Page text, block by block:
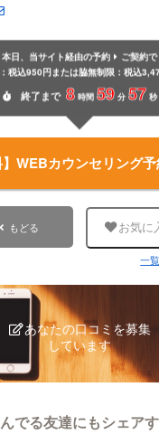
本日、当サイト経由の予約
ご契約で
：税込950円または脇無制限：税込
終了 まで 8 時間 59 分 57 秒
】WEBカウンセリング
もどる お気に
一
あなたの口コミを募集
しています
でる友達にもシェア